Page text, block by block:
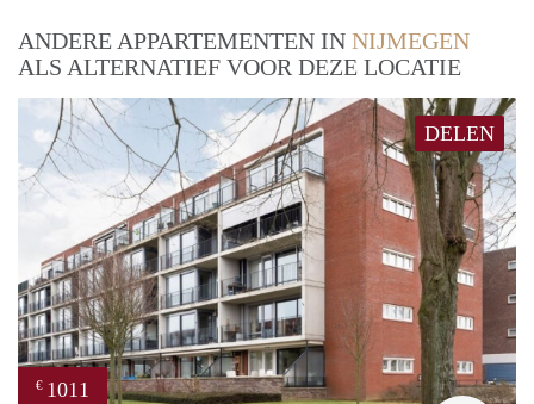
ANDERE APPARTEMENTEN IN NIJMEGEN
ALS ALTERNATIEF VOOR DEZE LOCATIE
DELEN
€ 1011